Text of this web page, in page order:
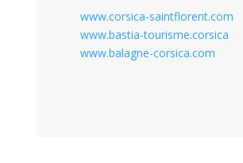
www.corsica-saintflorent.com
www.bastia-tourisme.corsica
www.balagne-corsica.com